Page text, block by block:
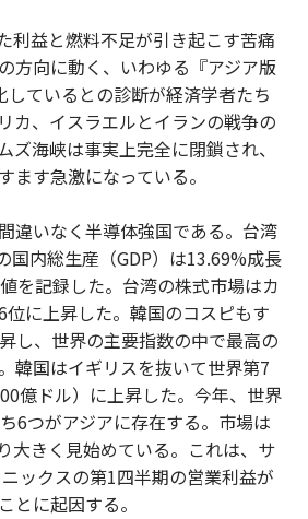
利益と燃料不足が引き起こす苦痛
方向に動く、いわゆる『アジア版
しているとの診断が経済学者たち
カ、イスラエルとイランの戦争の
ズ海峡は事実上完全に閉鎖され、
ます急激になっている。
違いなく半導体強国である。台湾
国内総生産（GDP）は13.69%成長
を記録した。台湾の株式市場はカ
に上昇した。韓国のコスピもす
し、世界の主要指数の中で最高の
韓国はイギリスを抜いて世界第7
億ドル）に上昇した。今年、世界
6つがアジアに存在する。市場は
大きく見始めている。これは、サ
ックスの第1四半期の営業利益が
とに起因する。